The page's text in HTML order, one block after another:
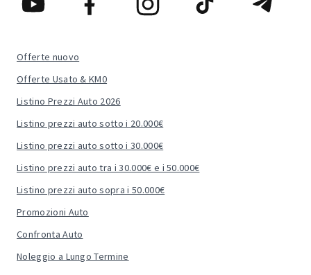
Offerte nuovo
Offerte Usato & KM0
Listino Prezzi Auto 2026
Listino prezzi auto sotto i 20.000€
Listino prezzi auto sotto i 30.000€
Listino prezzi auto tra i 30.000€ e i 50.000€
Listino prezzi auto sopra i 50.000€
Promozioni Auto
Confronta Auto
Noleggio a Lungo Termine